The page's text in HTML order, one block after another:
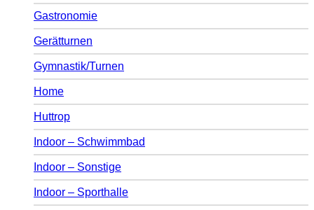
Gastronomie
Gerätturnen
Gymnastik/Turnen
Home
Huttrop
Indoor – Schwimmbad
Indoor – Sonstige
Indoor – Sporthalle